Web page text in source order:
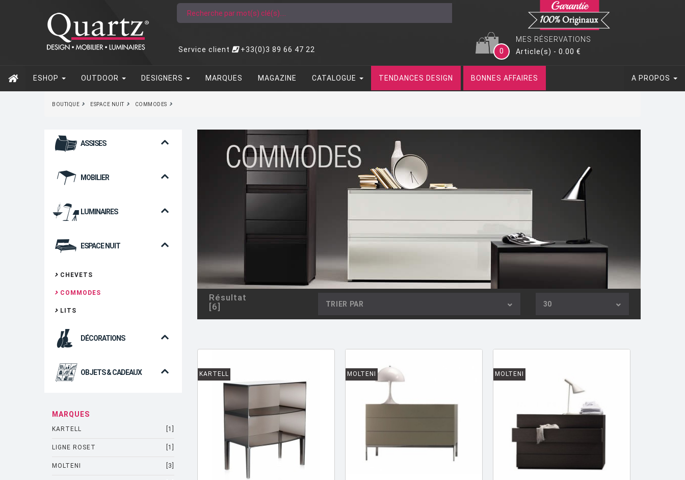
Service client +33(0)3 89 66 47 22
MES RÉSERVATIONS
0
Article(s) - 0.00 €
ESHOP OUTDOOR DESIGNERS MARQUES MAGAZINE CATALOGUE TENDANCES DESIGN BONNES AFFAIRES A PROPOS
BOUTIQUE ESPACE NUIT COMMODES
ASSISES
MOBILIER
LUMINAIRES
ESPACE NUIT
CHEVETS
COMMODES
LITS
DÉCORATIONS
OBJETS & CADEAUX
MARQUES
KARTELL [1]
LIGNE ROSET [1]
MOLTENI [3]
Résultat
[6]
TRIER PAR 30
KARTELL MOLTENI MOLTENI